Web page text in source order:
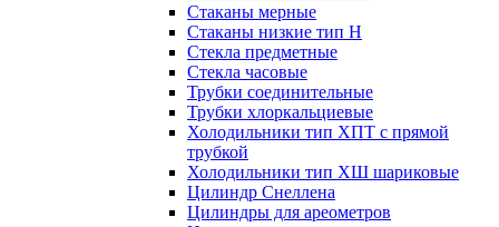
Стаканы мерные
Стаканы низкие тип Н
Стекла предметные
Стекла часовые
Трубки соединительные
Трубки хлоркальциевые
Холодильники тип ХПТ с прямой
трубкой
Холодильники тип ХШ шариковые
Цилиндр Снеллена
Цилиндры для ареометров